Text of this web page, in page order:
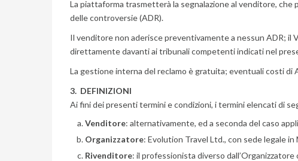
La piattaforma trasmetterà la segnalazione al venditore,
delle controversie (ADR).
Il venditore non aderisce preventivamente a nessun ADR; il
direttamente davanti ai tribunali competenti indicati nel
La gestione interna del reclamo è gratuita; eventuali costi di
3. DEFINIZIONI
Ai fini dei presenti termini e condizioni, i termini elencati di
Venditore: alternativamente, ed a seconda del caso
Organizzatore: Evolution Travel Ltd., con sede legale
Rivenditore: il professionista diverso